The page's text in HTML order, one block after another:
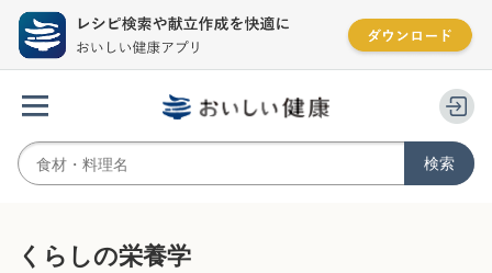
くらしの栄養学